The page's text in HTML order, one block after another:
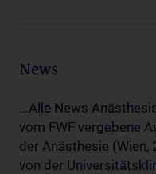
News
...Alle News
vom FWF vergebene
der Anästhesie (Wien,
von der